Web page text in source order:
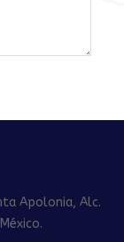
Apolonia, Alc.